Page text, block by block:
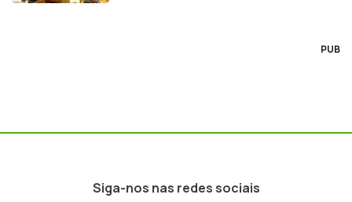
PUB
Siga-nos nas redes sociais